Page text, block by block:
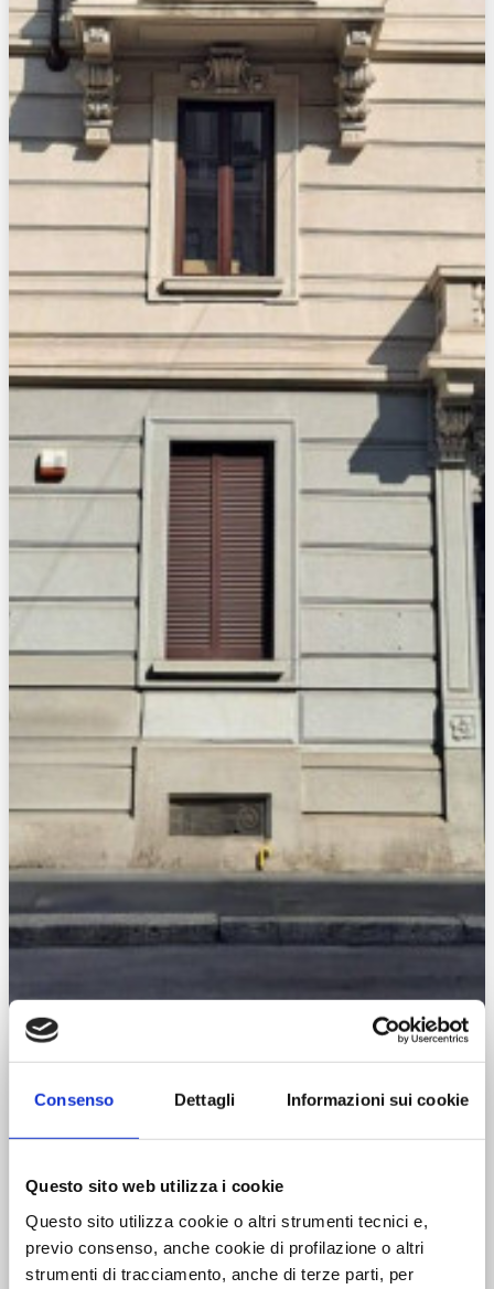
Consenso Dettagli Informazioni sui cookie
Questo sito web utilizza i cookie
Questo sito utilizza cookie o altri strumenti tecnici e,
previo consenso, anche cookie di profilazione o altri
strumenti di tracciamento, anche di terze parti, per